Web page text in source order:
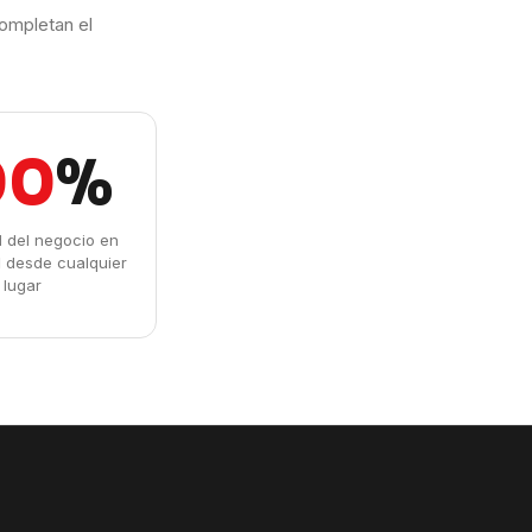
el
%
del negocio en
desde cualquier
lugar